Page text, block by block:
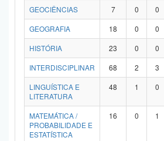
GEOCIÊNCIAS
7 0 0
GEOGRAFIA
18 0 0
HISTÓRIA
23 0 0
INTERDISCIPLINAR
68 2 3
LINGUÍSTICA E
LITERATURA
48 1 0
MATEMÁTICA /
PROBABILIDADE E
ESTATÍSTICA
16 0 1